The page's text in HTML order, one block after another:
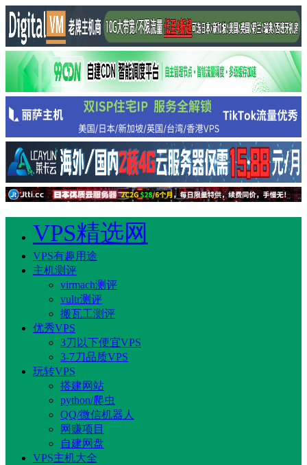
VPS精选网
VPS有趣用途
主机测评
virmach测评
vultr测评
搬瓦工测评
优秀VPS
3刀以下便宜VPS
3-7刀品质VPS
玩转VPS
搭建网站
python/爬虫
QQ/微信机器人
网赚项目
自建网盘
VPS主机大全